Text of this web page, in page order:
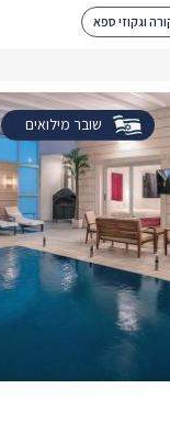
וגקוזי ספא
שובר מילואים